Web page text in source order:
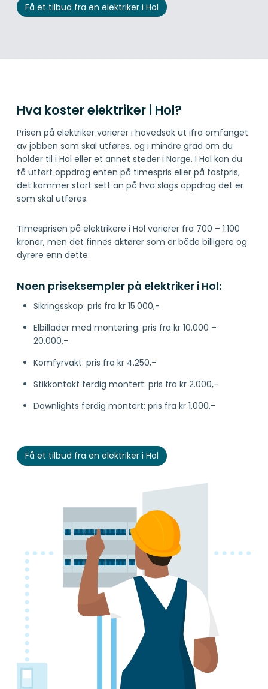
Få et tilbud fra en elektriker i Hol
Hva koster elektriker i Hol?
Prisen på elektriker varierer i hovedsak ut ifra omfanget
av jobben som skal utføres, og i mindre grad om du
holder til i Hol eller et annet steder i Norge. I Hol kan du
få utført oppdrag enten på timespris eller på fastpris,
det kommer stort sett an på hva slags oppdrag det er
som skal utføres.
Timesprisen på elektrikere i Hol varierer fra 700 – 1.100
kroner, men det finnes aktører som er både billigere og
dyrere enn dette.
Noen priseksempler på elektriker i Hol:
Sikringsskap: pris fra kr 15.000,-
Elbillader med montering: pris fra kr 10.000 –
20.000,-
Komfyrvakt: pris fra kr 4.250,-
Stikkontakt ferdig montert: pris fra kr 2.000,-
Downlights ferdig montert: pris fra kr 1.000,-
Få et tilbud fra en elektriker i Hol